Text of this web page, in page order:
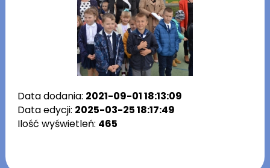
Data dodania: 2021-09-01 18:13:09
Data edycji: 2025-03-25 18:17:49
Ilość wyświetleń: 465